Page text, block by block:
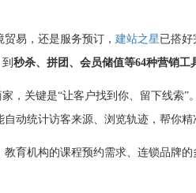
贸易，还是服务预订， 建站之星已搭好
秒杀、拼团、会员储值等64种营销工
关键是“让客户找到你、留下线索”。
动统计访客来源、浏览轨迹，帮你精
教育机构的课程预约需求、连锁品牌